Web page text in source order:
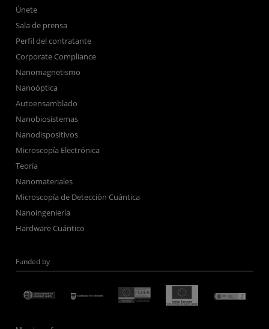
Únete
Sala de prensa
Perfil del contratante
Corporate Compliance
Nanomagnetismo
Nanoóptica
Autoensamblado
Nanobiosistemas
Nanodispositivos
Microscopía Electrónica
Teoría
Nanomateriales
Microscopía de Detección Cuántica
Nanoingeniería
Hardware Cuántico
Funded by